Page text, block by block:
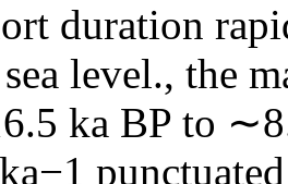
duration
level., the
ka BP to